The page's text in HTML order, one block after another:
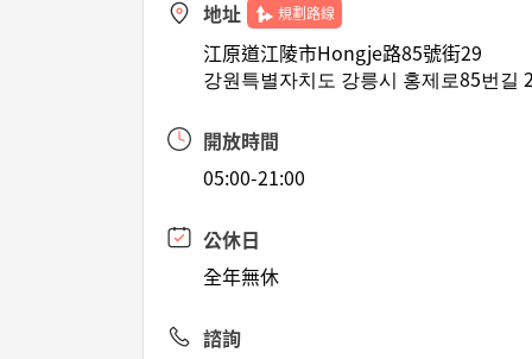
地址 規劃路線
江原道江陵市Hongje路85號街29
강원특별자치도 강릉시 홍제로85번길
開放時間
05:00-21:00
公休日
全年無休
諮詢